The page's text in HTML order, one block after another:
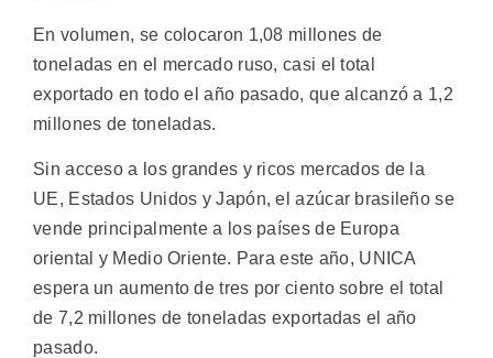
En volumen, se colocaron 1,08 millones de
toneladas en el mercado ruso, casi el total
exportado en todo el año pasado, que alcanzó a 1,2
millones de toneladas.
Sin acceso a los grandes y ricos mercados de la
UE, Estados Unidos y Japón, el azúcar brasileño se
vende principalmente a los países de Europa
oriental y Medio Oriente. Para este año, UNICA
espera un aumento de tres por ciento sobre el total
de 7,2 millones de toneladas exportadas el año
pasado.